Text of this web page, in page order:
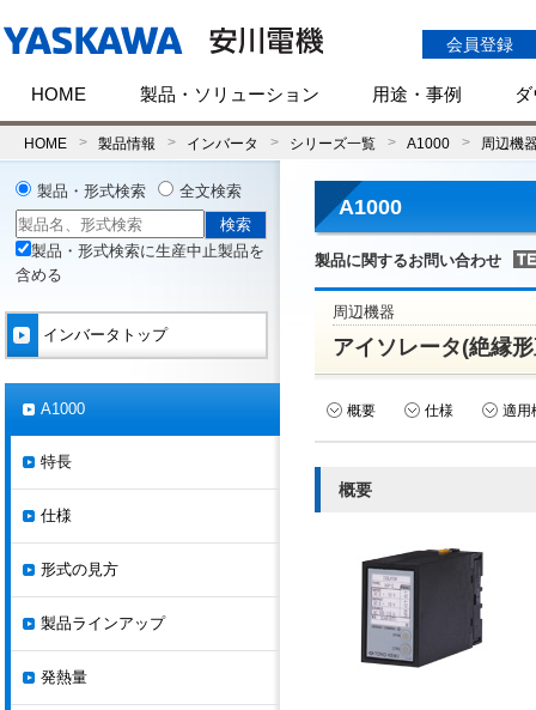
会員登録
HOME 製品・ソリューション 用途・事例
HOME 製品情報 インバータ シリーズ一覧 A1000 周辺機
A1000
製品に関するお問い合わせ
周辺機器
アイソレータ(絶縁
概要 仕様 適用
概要
製品・形式検索 全文検索
製品・形式検索に生産中止製品を
含める
インバータトップ
A1000
特長
仕様
形式の見方
製品ラインアップ
発熱量